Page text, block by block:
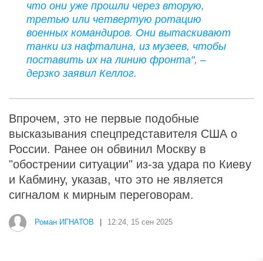
что они уже прошли через вторую,
третью или четвертую ротацию
военных командиров. Они вытаскивают
танки из нафталина, из музеев, чтобы
поставить их на линию фронта", –
дерзко заявил Келлог.
Впрочем, это не первые подобные
высказывания спецпредставителя США о
России. Ранее он обвинил Москву в
"обострении ситуации" из-за удара по Киеву
и Кабмину, указав, что это не является
сигналом к мирным переговорам.
Роман ИГНАТОВ 12:24, 15 сен 2025